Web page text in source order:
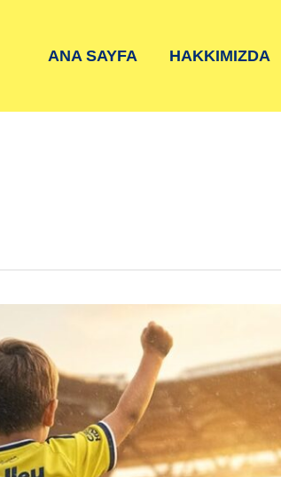
ANA SAYFA HAKKIMIZDA